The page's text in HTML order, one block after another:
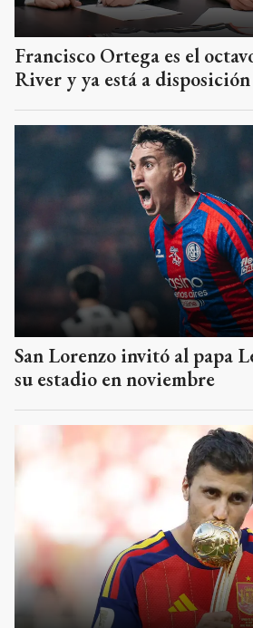
San Lorenzo invitó al papa
su estadio en noviembre
Rodri rechaza al Real
hacia el Barcelona